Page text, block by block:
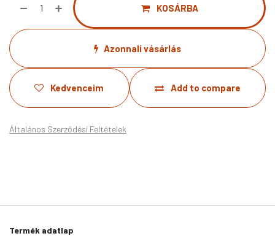
KOSÁRBA
Azonnali vásárlás
Add to compare
Kedvenceim
Általános Szerződési Feltételek
Termék adatlap